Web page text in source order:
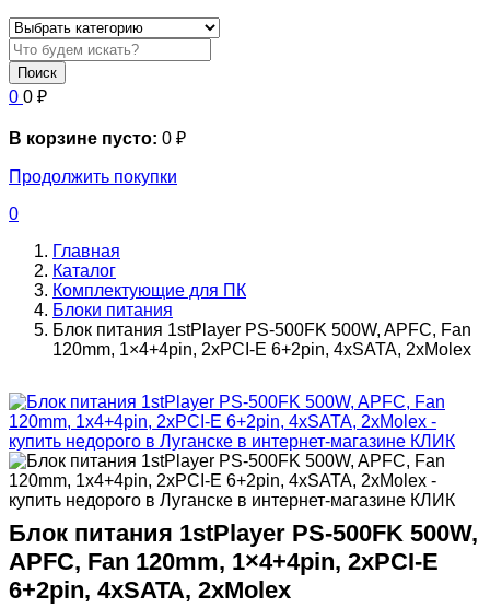
Поиск
0 0 ₽
В корзине пусто: 0 ₽
Продолжить покупки
0
Главная
Каталог
Комплектующие для ПК
Блоки питания
Блок питания 1stPlayer PS-500FK 500W, APFC, Fan
120mm, 1×4+4pin, 2xPCI-E 6+2pin, 4xSATA, 2xMolex
Блок питания 1stPlayer PS-500FK 500W,
APFC, Fan 120mm, 1×4+4pin, 2xPCI-E
6+2pin, 4xSATA, 2xMolex